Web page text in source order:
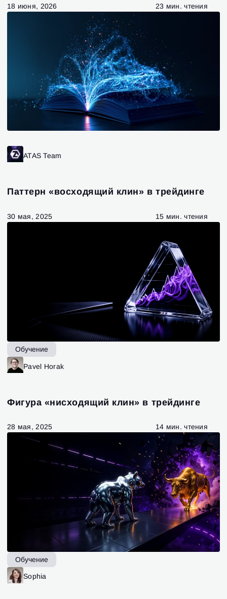
18 июня, 2026 23 мин. чтения
ATAS Team
Паттерн «восходящий клин» в трейдинге
30 мая, 2025 15 мин. чтения
Обучение
Pavel Horak
Фигура «нисходящий клин» в трейдинге
28 мая, 2025 14 мин. чтения
Обучение
Sophia